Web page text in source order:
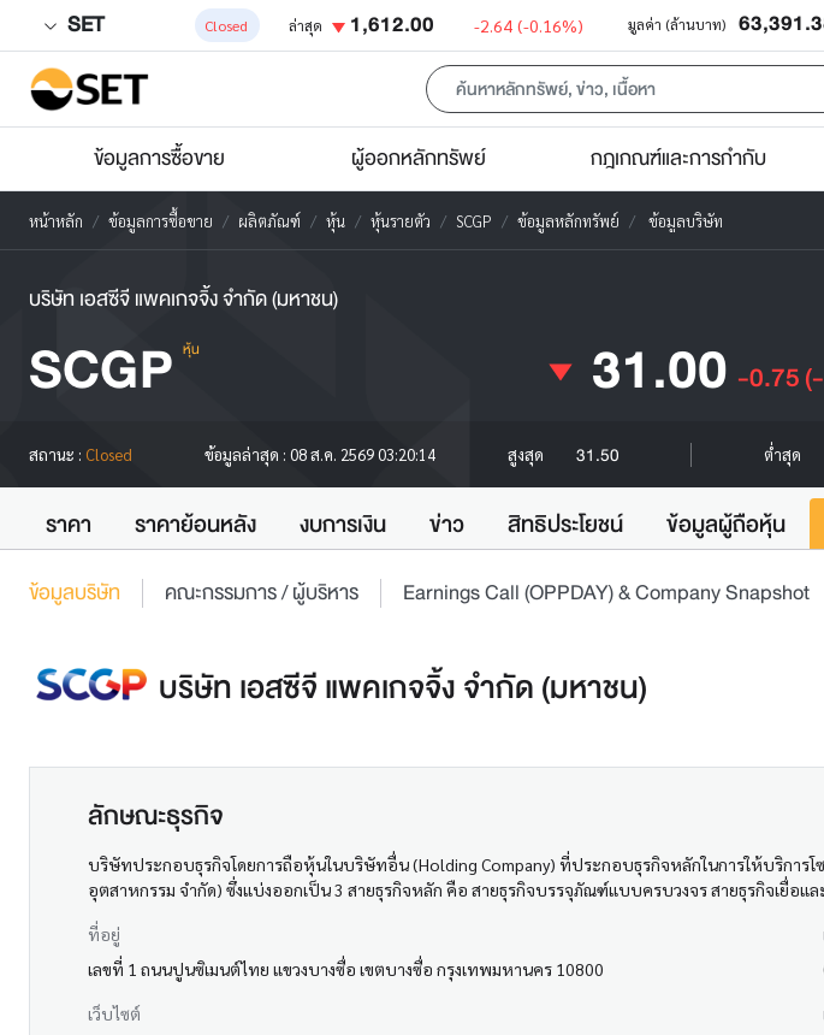
SET Closed ล่าสุด 1,612.00 -2.64 (-0.16%) มูลค่า (ล้านบาท)
ข้อมูลการซื้อขาย ผู้ออกหลักทรัพย์ กฎเกณฑ์และการกำกับ
หน้าหลัก ข้อมูลการซื้อขาย ผลิตภัณฑ์ หุ้น หุ้นรายตัว SCGP ข้อมูลหลักทรัพย์ ข้อมูลบริษัท
บริษัท เอสซีจี แพคเกจจิ้ง จำกัด (มหาชน)
SCGP หุ้น 31.00 -0.75
สถานะ : Closed ข้อมูลล่าสุด : 08 ส.ค. 2569 03:20:14 สูงสุด 31.50 ต่ำสุด
ราคา ราคาย้อนหลัง งบการเงิน ข่าว สิทธิประโยชน์ ข้อมูลผู้ถือหุ้น
ข้อมูลบริษัท คณะกรรมการ / ผู้บริหาร Earnings Call (OPPDAY) & Company Snapshot
บริษัท เอสซีจี แพคเกจจิ้ง จำกัด (มหาชน)
ลักษณะธุรกิจ
บริษัทประกอบธุรกิจโดยการถือหุ้นในบริษัทอื่น (Holding Company) ที่ประกอบธุรกิจหลักในการให้บริก
อุตสาหกรรม จำกัด) ซึ่งแบ่งออกเป็น 3 สายธุรกิจหลัก คือ สายธุรกิจบรรจุภัณฑ์แบบครบวงจร สายธุรกิจเยื่อแล
ที่อยู่
เลขที่ 1 ถนนปูนซิเมนต์ไทย แขวงบางซื่อ เขตบางซื่อ กรุงเทพมหานคร 10800
เว็บไซต์